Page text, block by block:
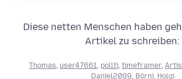
Diese netten Menschen haben
Artikel zu schreiben:
Thomas user47661 pollti timeframer,
Daniel2099 Börni, Holgi